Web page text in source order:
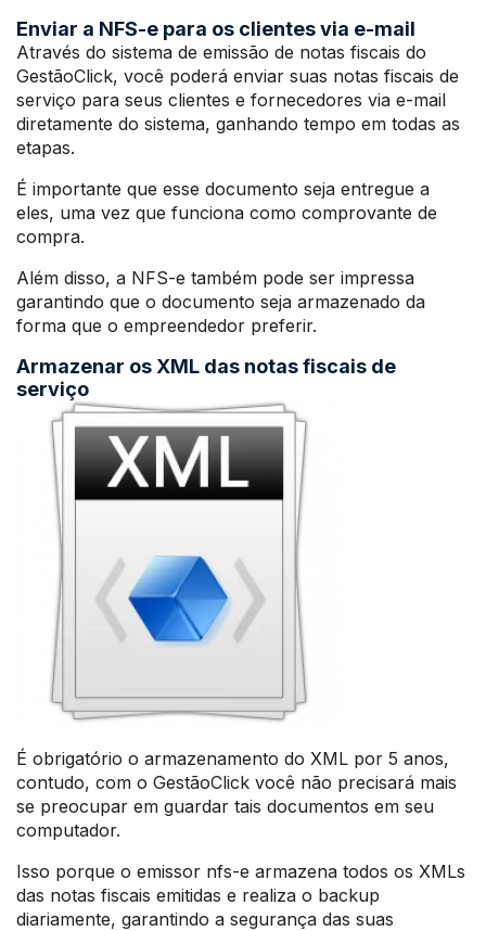
Enviar a NFS-e para os clientes via e-mail
Através do sistema de emissão de notas fiscais do
GestãoClick, você poderá enviar suas notas fiscais de
serviço para seus clientes e fornecedores via e-mail
diretamente do sistema, ganhando tempo em todas as
etapas.
É importante que esse documento seja entregue a
eles, uma vez que funciona como comprovante de
compra.
Além disso, a NFS-e também pode ser impressa
garantindo que o documento seja armazenado da
forma que o empreendedor preferir.
Armazenar os XML das notas fiscais de
serviço
É obrigatório o armazenamento do XML por 5 anos,
contudo, com o GestãoClick você não precisará mais
se preocupar em guardar tais documentos em seu
computador.
Isso porque o emissor nfs-e armazena todos os XMLs
das notas fiscais emitidas e realiza o backup
diariamente, garantindo a segurança das suas